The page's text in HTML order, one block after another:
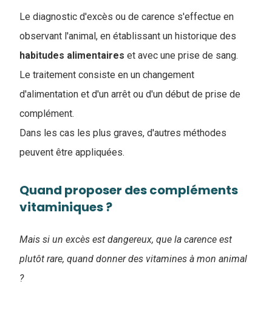
Le diagnostic d'excès ou de carence s'effectue en
observant l'animal, en établissant un historique des
habitudes alimentaires et avec une prise de sang.
Le traitement consiste en un changement
d'alimentation et d'un arrêt ou d'un début de prise de
complément.
Dans les cas les plus graves, d'autres méthodes
peuvent être appliquées.
Quand proposer des compléments
vitaminiques ?
Mais si un excès est dangereux, que la carence est
plutôt rare, quand donner des vitamines à mon animal
?